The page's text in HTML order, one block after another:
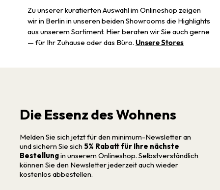
Zu unserer kuratierten Auswahl im Onlineshop zeigen
wir in Berlin in unseren beiden Showrooms die Highlights
aus unserem Sortiment. Hier beraten wir Sie auch gerne
— für Ihr Zuhause oder das Büro. Unsere Stores
Die Essenz des Wohnens
Melden Sie sich jetzt für den minimum-Newsletter an
und sichern Sie sich 5% Rabatt für Ihre nächste
Bestellungin unserem Onlineshop. Selbstverständlich
können Sie den Newsletter jederzeit auch wieder
kostenlos abbestellen.